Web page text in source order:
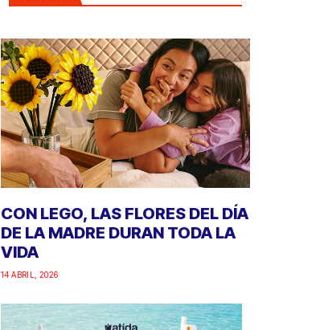
CON LEGO, LAS FLORES DEL DÍA
DE LA MADRE DURAN TODA LA
VIDA
14 ABRIL, 2026